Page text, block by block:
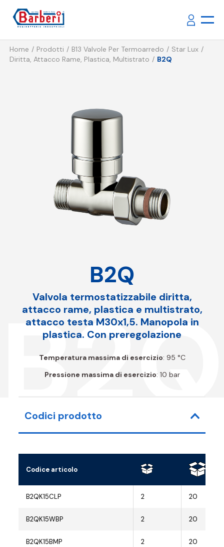
Home Prodotti B13 Valvole Per Termoarredo
Star Lux
Diritta, Attacco Rame, Plastica, Multistrato
B2Q
B2Q
B2Q
Valvola termostatizzabile diritta,
attacco rame, plastica e multistrato,
attacco testa M30x1,5. Manopola in
plastica. Con preregolazione
Temperatura massima di esercizio: 95 °C
Pressione massima di esercizio: 10 bar
Codici prodotto
Codice articolo
B2QK15CLP 2 20
B2QK15WBP 2 20
B2QK15BMP 2 20